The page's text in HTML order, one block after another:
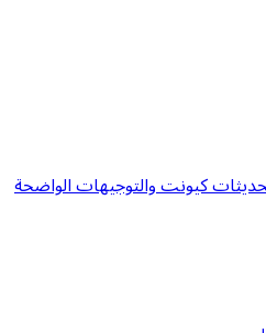
كيونت والتوجيهات الواضحة